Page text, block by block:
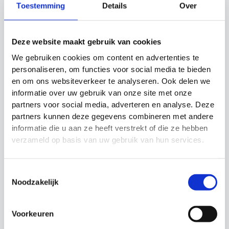
Toestemming Details Over
Deze website maakt gebruik van cookies
We gebruiken cookies om content en advertenties te
personaliseren, om functies voor social media te bieden
en om ons websiteverkeer te analyseren. Ook delen we
informatie over uw gebruik van onze site met onze
partners voor social media, adverteren en analyse. Deze
partners kunnen deze gegevens combineren met andere
informatie die u aan ze heeft verstrekt of die ze hebben
verzameld op basis van uw gebruik van hun services.
Noodzakelijk
Voorkeuren
Bij Materiaalman bieden we snelle levering, lage
verzendkosten en een ruim assortiment. Door het
trainingsmateriaal alleen online aan te bieden,
prijzen bieden. Heeft u specifieke wensen of wilt u
materiaal bekijken? Neem gerust contact op en
maak een afspraak.
Hockey Trainingsmateriaal voor Clubs en
Verenigingen
Wilt u voor uw club of vereniging hockey
trainingsmateriaal inkopen? Stuur dan een e-mail
naarinfo@materiaalman.nlmet de materialen en
aantallen die u nodig heeft. Binnen 24 uur ontvangt
u een offerte op maat. Heeft u vragen over de offerte
of het assortiment? Neem gerust contact met ons
Hockeyballen
Flat markers